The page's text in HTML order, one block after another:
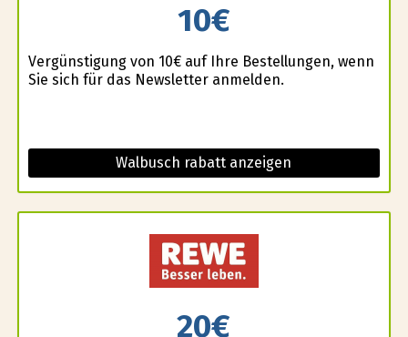
10€
Vergünstigung von 10€ auf Ihre Bestellungen, wenn
Sie sich für das Newsletter anmelden.
Walbusch rabatt anzeigen
20€